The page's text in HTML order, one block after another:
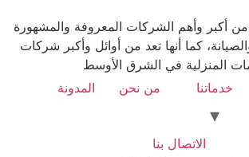
وأهم الشركات المعروفة والمشهورة
كما أنها تعد من أوائل وأكبر شركات
المنزلية في الشرق الأوسط
خدماتنا من نحن المدونة
الاتصال بنا